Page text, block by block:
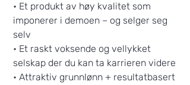
• Et produkt av høy kvalitet som
imponerer i demoen – og selger seg
selv
• Et raskt voksende og vellykket
selskap der du kan ta karrieren videre
• Attraktiv grunnlønn + resultatbasert